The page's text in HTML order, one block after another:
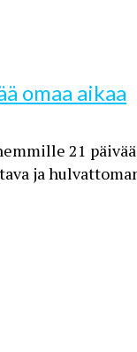
omaa aikaa
21 päivää
ja